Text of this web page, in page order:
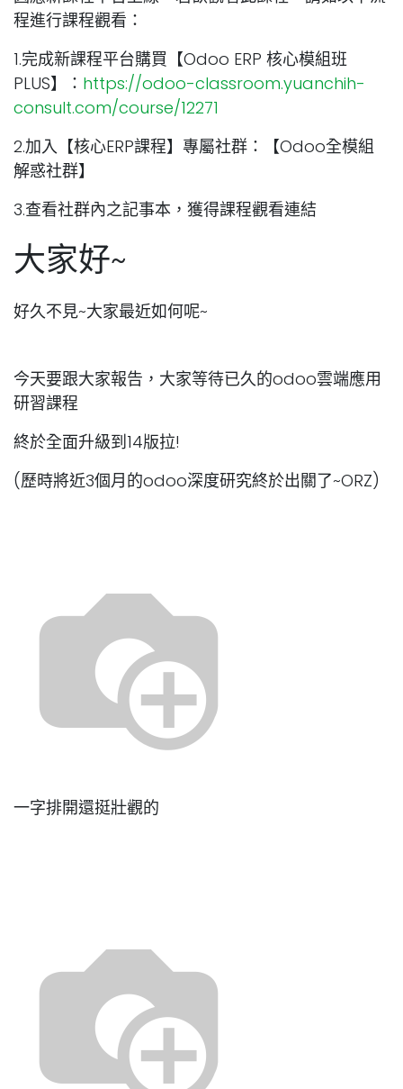
程進行課程觀看：
1.完成新課程平台購買【Odoo ERP 核心模組班
PLUS】： https://odoo-classroom.yuanchih-
consult.com/course/12271
2.加入【核心ERP課程】專屬社群：【Odoo全模組
解惑社群】
3.查看社群內之記事本，獲得課程觀看連結
大家好~
好久不見~大家最近如何呢~
今天要跟大家報告，大家等待已久的odoo雲端應用
研習課程
終於全面升級到14版拉!
(歷時將近3個月的odoo深度研究終於出關了~ORZ)
一字排開還挺壯觀的